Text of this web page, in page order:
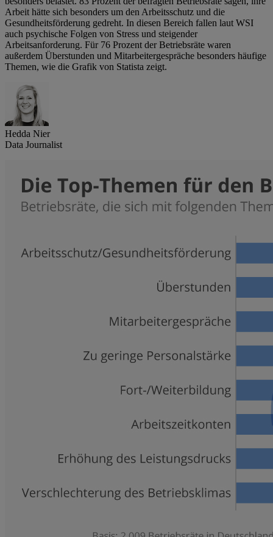
Arbeit hätte sich besonders um den Arbeitsschutz und die
Gesundheitsförderung gedreht. In diesen Bereich fallen laut WSI
auch psychische Folgen von Stress und steigender
Arbeitsanforderung. Für 76 Prozent der Betriebsräte waren
außerdem Überstunden und Mitarbeitergespräche besonders häufige
Themen, wie die Grafik von Statista zeigt.
Hedda Nier
Data Journalist